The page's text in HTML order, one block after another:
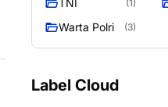
TNI (1)
Warta Polri (3)
Label Cloud